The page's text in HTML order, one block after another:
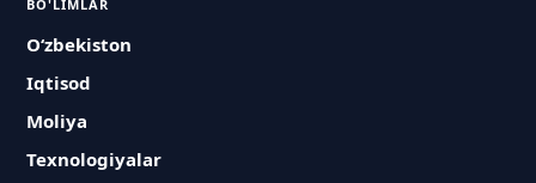
BO'LIMLAR
O‘zbekiston
Iqtisod
Moliya
Texnologiyalar